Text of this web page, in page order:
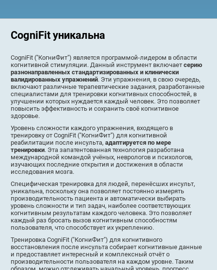
CogniFit уникальна
CogniFit ("КогниФит") является программой-лидером в области
когнитивной стимуляции. Данный инструмент включаетсерию
разнонаправленных стандартизированных и клинически
валидированных упражнений. Эти упражнения, в свою очередь,
включают различные терапевтические задания, разработанные
специалистами для тренировки когнитивных способностей, в
улучшении которых нуждается каждый человек. Это позволяет
повысить эффективность и сохранить своё когнитивное
здоровье.
Уровень сложности каждого упражнения, входящего в
тренировку от CogniFit ("КогниФит") для когнитивной
реабилитации после инсульта,адаптируется по мере
тренировки. Эта запатентованная технология разработана
международной командой учёных, неврологов и психологов,
изучающих последние открытия и достижения в области
исследования мозга.
Специфическая тренировка для людей, перенёсших инсульт,
уникальна, поскольку она позволяет постоянно измерять
производительность пациента и автоматически выбирать
уровень сложности и тип задач, наиболее соответствующих
когнитивным результатам каждого человека. Это позволяет
каждый раз бросать вызов когнитивным способностям
пользователя, что способствует их укреплению.
Тренировка CogniFit ("КогниФит") для когнитивного
восстановления после инсульта собирает когнитивные данные
и предоставляет интересный и комплексный отчёт о
производительности пользователя на каждом уровне. Таким